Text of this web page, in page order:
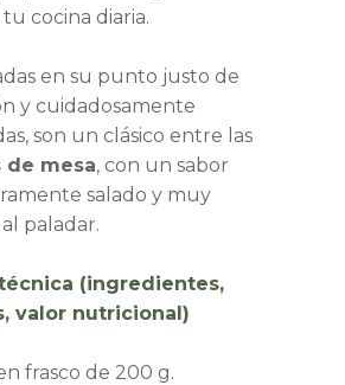
cocina diaria.
en su punto justo de
y cuidadosamente
son un clásico entre las
de mesa, con un sabor
salado y muy
paladar.
(ingredientes,
valor nutricional)
frasco de 200 g.